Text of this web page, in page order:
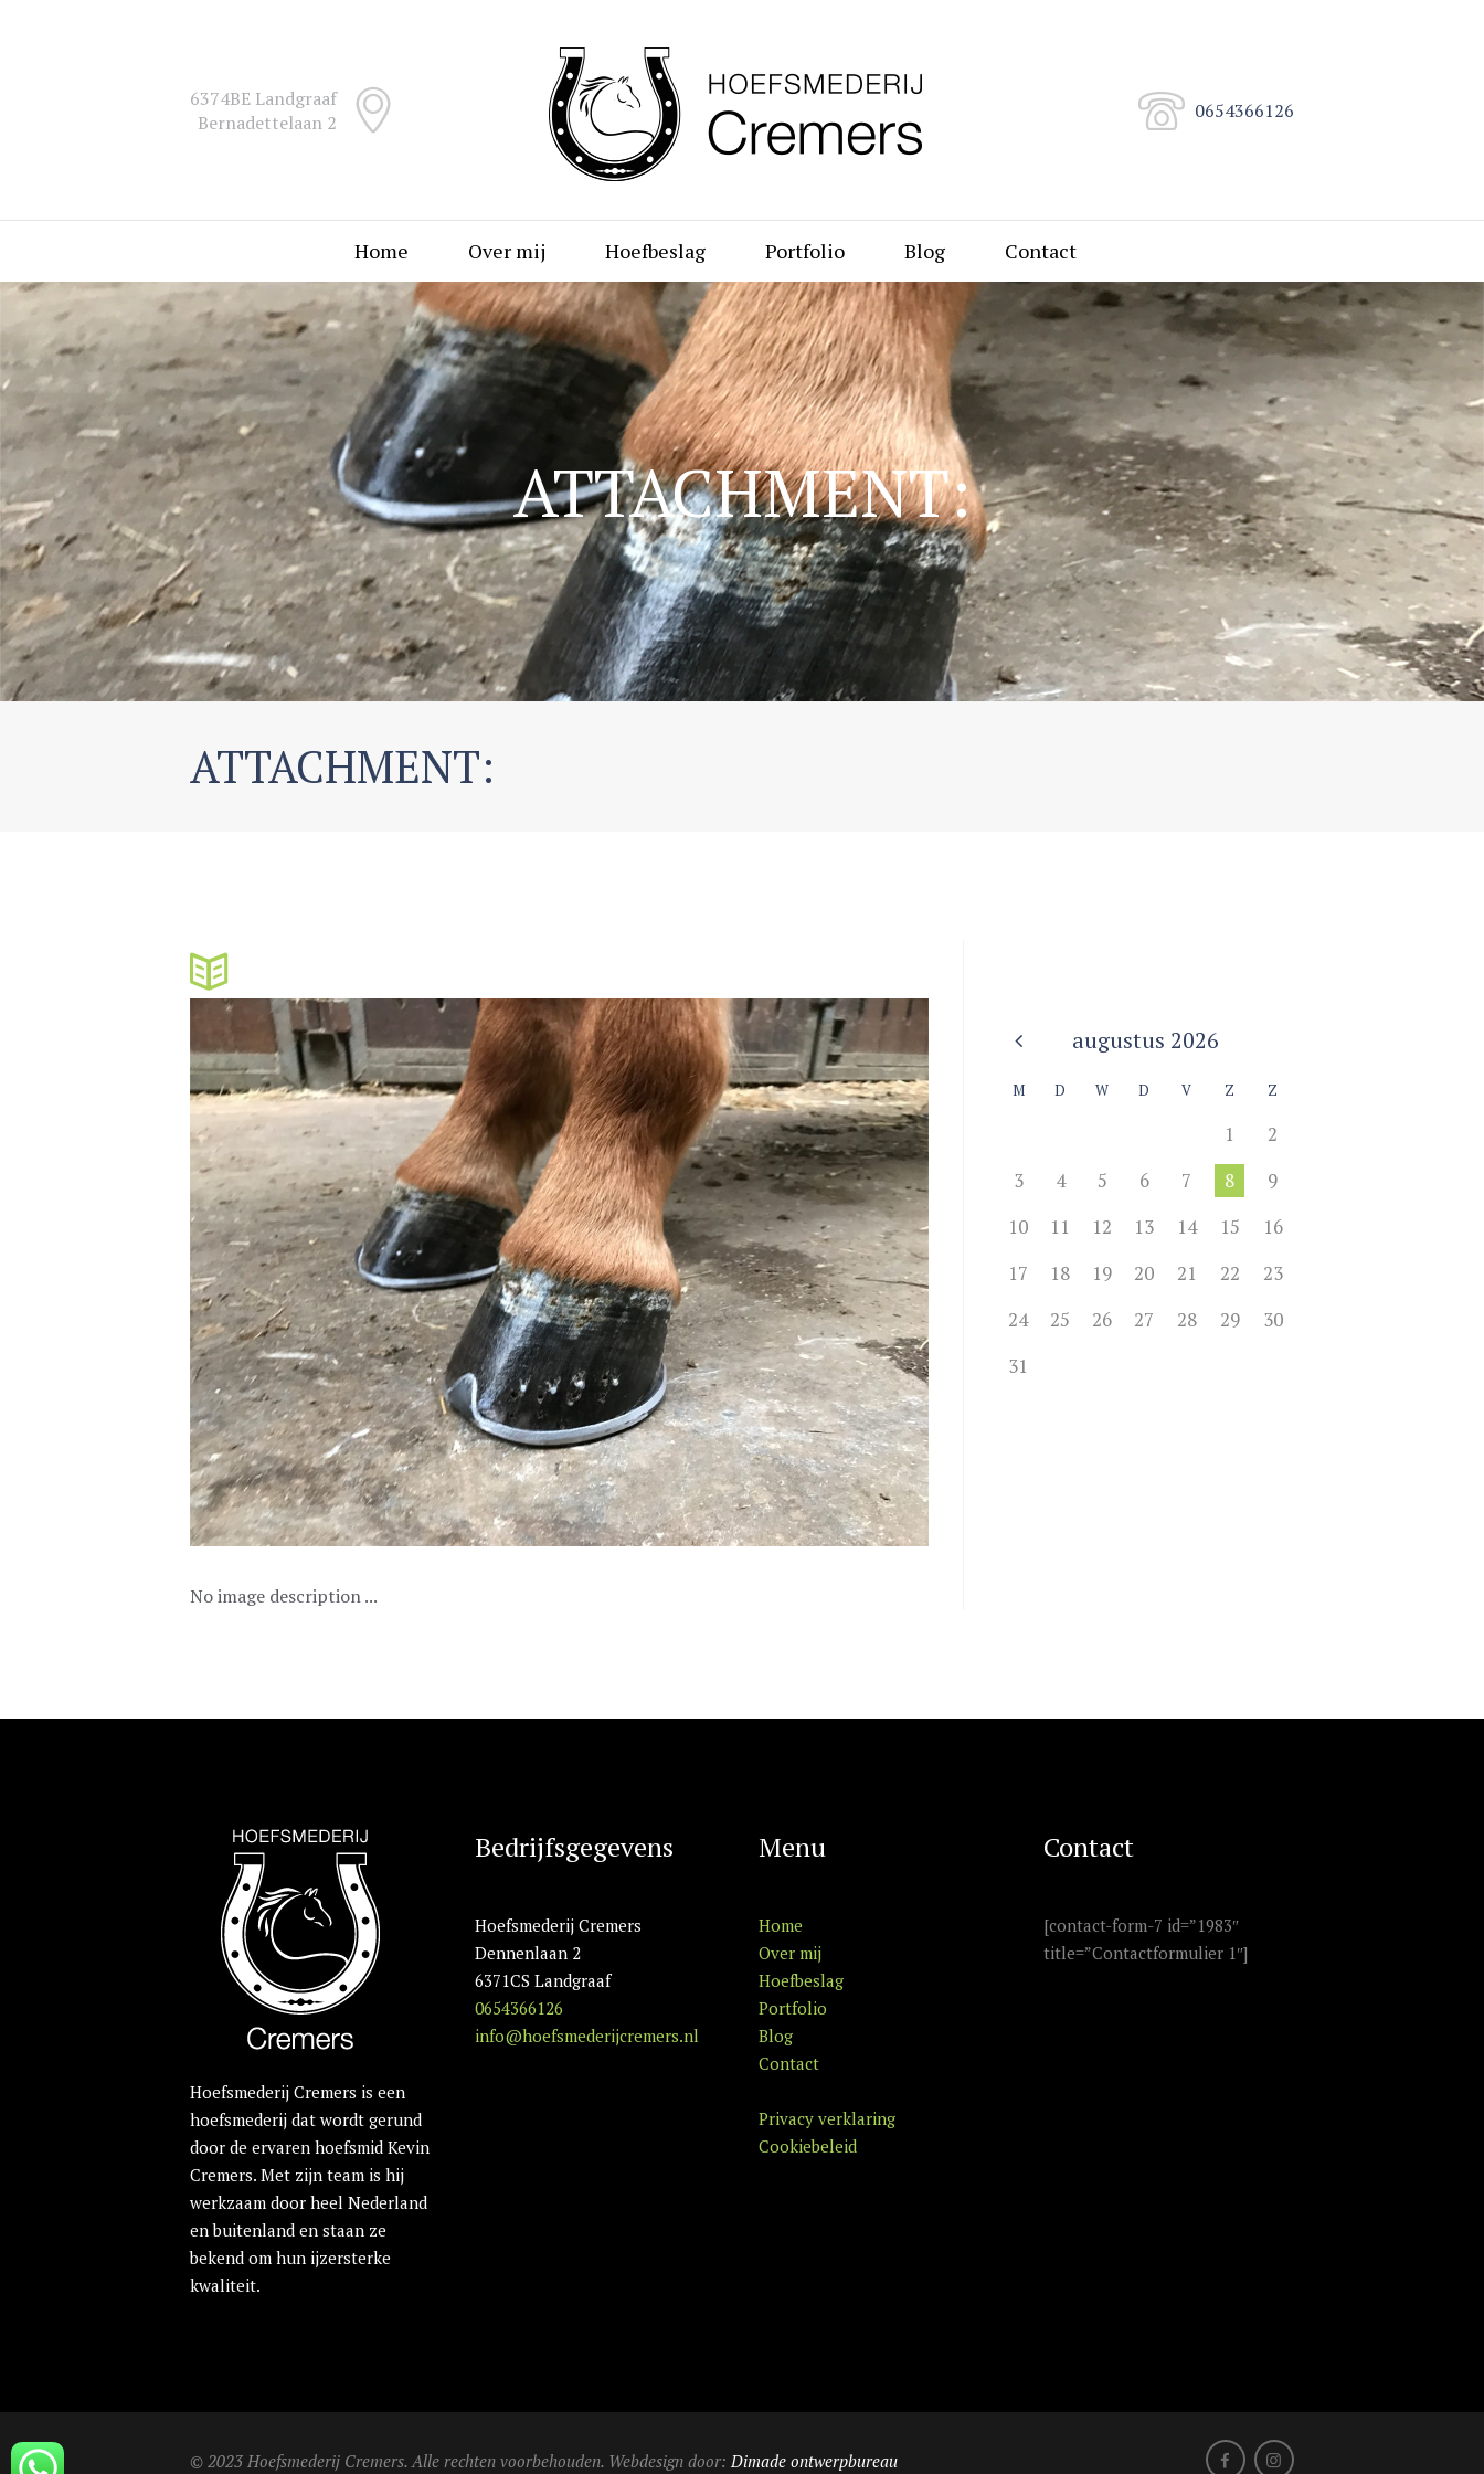
6374BE Landgraaf
Bernadettelaan 2
0654366126
Home Over mij Hoefbeslag Portfolio Blog Contact
ATTACHMENT:
ATTACHMENT:
No image description ...
augustus 2026
M D W D V Z Z
1
2
3
4 5 6 7 8
9
10
11 12 13 14 15
16
17
18 19 20 21 22
23
24
25 26 27 28 29
30
31
Hoefsmederij Cremers is een
hoefsmederij dat wordt gerund
door de ervaren hoefsmid Kevin
Cremers. Met zijn team is hij
werkzaam door heel Nederland
en buitenland en staan ze
bekend om hun ijzersterke
kwaliteit.
Bedrijfsgegevens
Hoefsmederij Cremers
Dennenlaan 2
6371CS Landgraaf
0654366126
info@hoefsmederijcremers.nl
Menu
Home
Over mij
Hoefbeslag
Portfolio
Blog
Contact
Privacy verklaring
Cookiebeleid
Contact
[contact-form-7 id=”1983″
title=”Contactformulier 1″]
© 2023 Hoefsmederij Cremers. Alle rechten voorbehouden. Webdesign door:Dimade ontwerpbureau